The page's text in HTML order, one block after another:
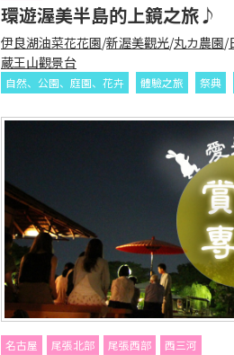
環遊渥美半島的上鏡之旅♪
伊良湖油菜花花園/新渥美觀光/丸カ農園/
蔵王山觀景台
自然、公園、庭園、花卉 體驗之旅 祭典
名古屋 尾張北部 尾張西部 西三河